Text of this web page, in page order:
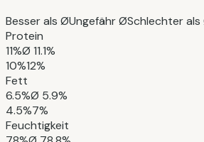
Besser als ØUngefähr ØSchlechter als
Protein
11%Ø 11.1%
10%12%
Fett
6.5%Ø 5.9%
4.5%7%
Feuchtigkeit